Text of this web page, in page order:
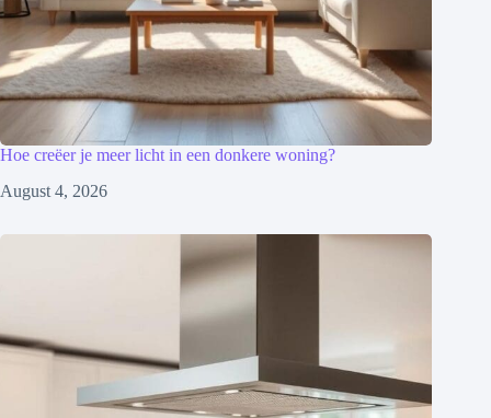
Hoe creëer je meer licht in een donkere woning?
August 4, 2026